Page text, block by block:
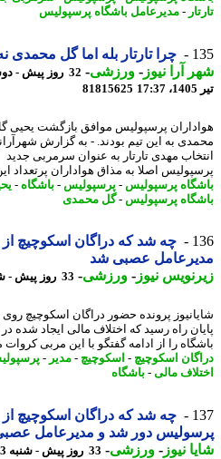
- مدیرعامل باشگاه پرسپولیس
چرا تارتار بله اما گل محمدی نه؟!
آرا نیوز-ورزشی-
81815625
پرسپولیس موافق بازگشت یحیی گل
به این تیم بودند. - به گزارش شهرآرانیوز،
مهدی تارتار به عنوان سرمربی جدید
اصلا به مذاق هواداران پرتعداد این
پرسپولیس-پرسپولیس-باشگاه-یحیی
پرسپولیس-گل محمدی
چه شد که دراگان اسکوچیچ از
عصبی شد
نیوز-ورزشی-33 روز پیش - شنبه 13 تیر 1405، 22:22
پرونده حضور دراگان اسکوچیچ روی
راه رسید که اختلاف مالی ایجاد شده در
را از ادامه گفتگو با این مربی کروات
اسکوچیچ-اسکوچیچ-مدیر-پرسپولیس-
مالی-باشگاه
چه شد که دراگان اسکوچیچ از
دور شد و مدیرعامل عصبی
نیوز-ورزشی-
33 روز پیش - شنبه 13 تیر